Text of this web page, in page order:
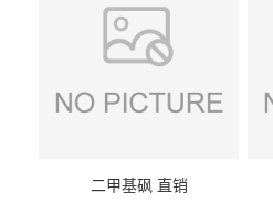
二甲基砜 直销